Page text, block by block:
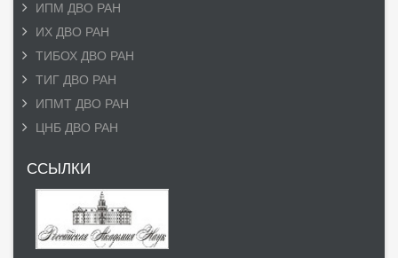
ИПМ ДВО РАН
ИХ ДВО РАН
ТИБОХ ДВО РАН
ТИГ ДВО РАН
ИПМТ ДВО РАН
ЦНБ ДВО РАН
ССЫЛКИ